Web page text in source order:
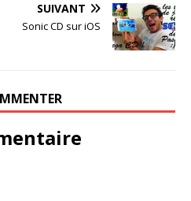
SUIVANT
Sonic CD sur iOS